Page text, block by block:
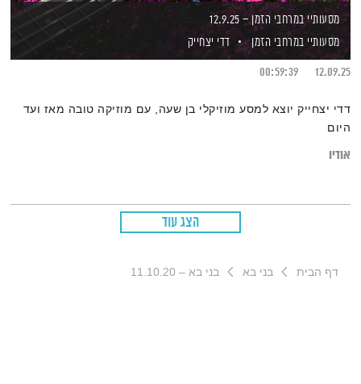
מסעותיי במרחבי הזמן – 12.9.25
מסעותיי במרחבי הזמן
דדי יצחייק
12.09.25
00:59:39
דדי יצחייק יוצא למסע מוזיקלי בן שעה, עם מוזיקה טובה מאז ועד
היום
אודיו
הצג עוד
דף הבית בני בא בני בא – 11.10.20